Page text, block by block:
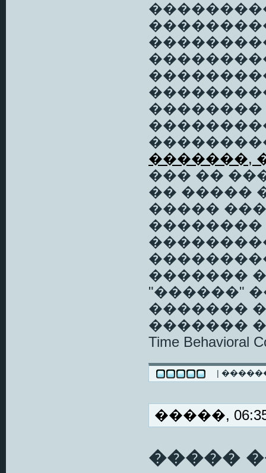
�������,
��� ��
�� �����
�����
��������
�������
"������"
�������
�������
Time Behavioral
|
�����,
�����